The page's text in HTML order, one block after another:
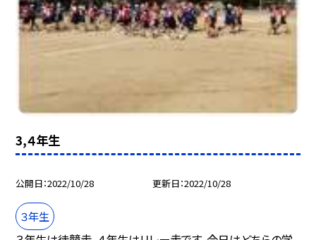
3,４年生
公開日 2022/10/28 更新日 2022/10/28
３年生